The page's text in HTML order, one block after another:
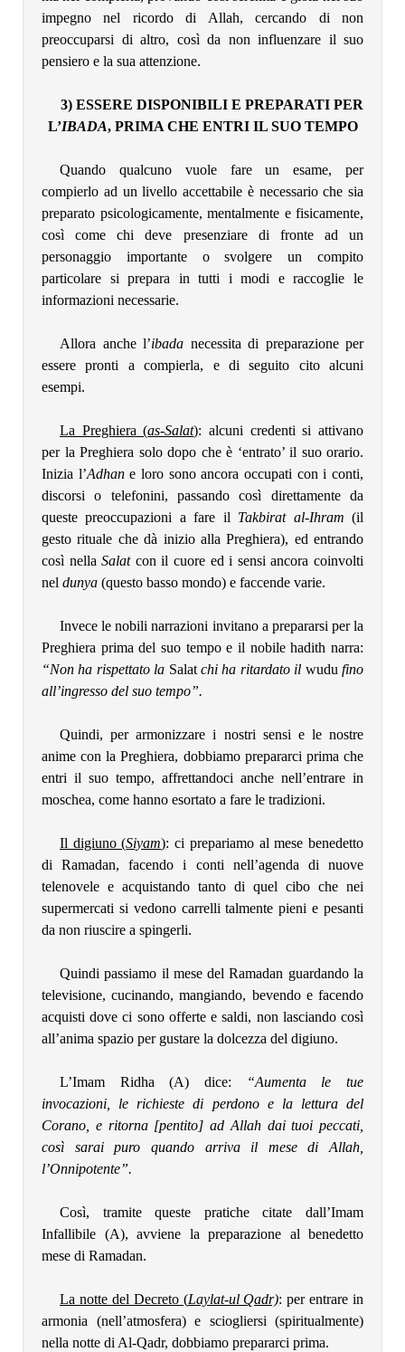
impegno nel ricordo di Allah, cercando di non
preoccuparsi di altro, così da non influenzare il suo
pensiero e la sua attenzione.
3) ESSERE DISPONIBILI E PREPARATI PER
L’IBADA, PRIMA CHE ENTRI IL SUO TEMPO
Quando qualcuno vuole fare un esame, per
compierlo ad un livello accettabile è necessario che sia
preparato psicologicamente, mentalmente e fisicamente,
così come chi deve presenziare di fronte ad un
personaggio importante o svolgere un compito
particolare si prepara in tutti i modi e raccoglie le
informazioni necessarie.
Allora anche l’ibada necessita di preparazione per
essere pronti a compierla, e di seguito cito alcuni
esempi.
La Preghiera (as-Salat): alcuni credenti si attivano
per la Preghiera solo dopo che è ‘entrato’ il suo orario.
Inizia l’Adhane loro sono ancora occupati con i conti,
discorsi o telefonini, passando così direttamente da
queste preoccupazioni a fare il Takbirat al-Ihram(il
gesto rituale che dà inizio alla Preghiera), ed entrando
così nellaSalatcon il cuore ed i sensi ancora coinvolti
nel dunya (questo basso mondo) e faccende varie.
Invece le nobili narrazioni invitano a prepararsi per la
Preghiera prima del suo tempo e il nobile hadith narra:
“Non ha rispettato la Salatchi ha ritardato il wudu fino
all’ingresso del suo tempo”.
Quindi, per armonizzare i nostri sensi e le nostre
anime con la Preghiera, dobbiamo prepararci prima che
entri il suo tempo, affrettandoci anche nell’entrare in
moschea, come hanno esortato a fare le tradizioni.
Il digiuno (Siyam): ci prepariamo al mese benedetto
di Ramadan, facendo i conti nell’agenda di nuove
telenovele e acquistando tanto di quel cibo che nei
supermercati si vedono carrelli talmente pieni e pesanti
da non riuscire a spingerli.
Quindi passiamo il mese del Ramadan guardando la
televisione, cucinando, mangiando, bevendo e facendo
acquisti dove ci sono offerte e saldi, non lasciando così
all’anima spazio per gustare la dolcezza del digiuno.
L’Imam Ridha (A) dice:
“Aumenta le tue
invocazioni, le richieste di perdono e la lettura del
Corano, e ritorna [pentito] ad Allah dai tuoi peccati,
così sarai puro quando arriva il mese di Allah,
l’Onnipotente”.
Così, tramite queste pratiche citate dall’Imam
Infallibile (A), avviene la preparazione al benedetto
mese di Ramadan.
La notte del Decreto (Laylat-ul Qadr): per entrare in
armonia (nell’atmosfera) e sciogliersi (spiritualmente)
nella notte di Al-Qadr, dobbiamo prepararci prima.